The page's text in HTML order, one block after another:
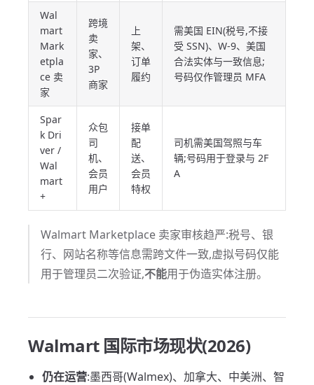
Wal
mart
Mark
etpla
ce 卖
家
跨境
卖
家、
3P
商家
上
架、
订单
履约
需美国 EIN(税号,不接
受 SSN)、W-9、美国
合法实体与一致信息;
号码仅作管理员 MFA
Spar
k Dri
ver /
Wal
mart
+
众包
司
机、
会员
用户
接单
配
送、
会员
特权
司机需美国驾照与车
辆;号码用于登录与 2F
A
Walmart Marketplace 卖家审核趋严:税号、银
行、网站名称等信息需跨文件一致,虚拟号码仅能
用于管理员二次验证,不能用于伪造实体注册。
Walmart 国际市场现状(2026)
仍在运营:墨西哥(Walmex)、加拿大、中美洲、智